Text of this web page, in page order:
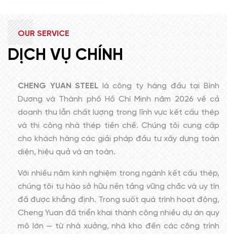
OUR SERVICE
DỊCH VỤ CHÍNH
CHENG YUAN STEEL là công ty hàng đầu tại Bình
Dương và Thành phố Hồ Chí Minh năm 2026 về cả
doanh thu lẫn chất lượng trong lĩnh vực kết cấu thép
và thi công nhà thép tiền chế. Chúng tôi cung cấp
cho khách hàng các giải pháp đầu tư xây dựng toàn
diện, hiệu quả và an toàn.
Với nhiều năm kinh nghiệm trong ngành kết cấu thép,
chúng tôi tự hào sở hữu nền tảng vững chắc và uy tín
đã được khẳng định. Trong suốt quá trình hoạt động,
Cheng Yuan đã triển khai thành công nhiều dự án quy
mô lớn — từ nhà xưởng, nhà kho đến các công trình